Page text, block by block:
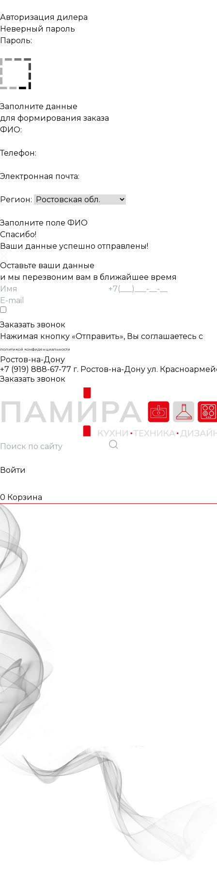
Авторизация дилера
Неверный пароль
Пароль:
Заполните данные
для формирования заказа
ФИО:
Телефон:
Электронная почта:
Регион:
Заполните поле ФИО
Спасибо!
Ваши данные успешно отправлены!
Оставьте ваши данные
и мы перезвоним вам в ближайшее время
Заказать звонок
Нажимая кнопку «Отправить», Вы соглашаетесь с
политикой конфиденциальности
Ростов-на-Дону
+7 (919) 888-67-77 г. Ростов-на-Дону ул.
Заказать звонок
Войти
0 Корзина